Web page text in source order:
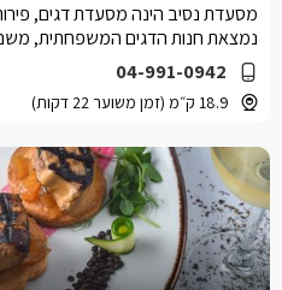
04-991-0942
18.9 ק״מ (זמן משוער 22 דקות)
מסעדת נסיב הינה מסעדת דגים,
נמצאת חנות הדגים המשפחתית,